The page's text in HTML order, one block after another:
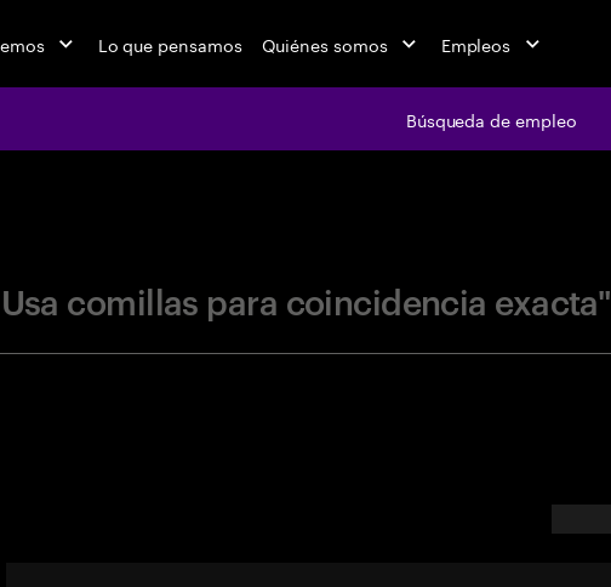
Lo que pensamos Quiénes somos Empleos
Búsqueda de empleo
comillas para coincidencia exacta"